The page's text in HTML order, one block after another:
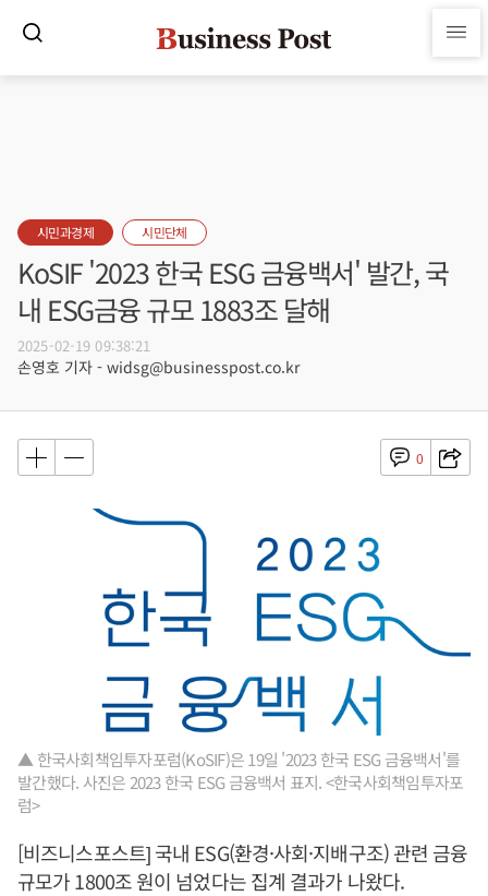
시민과경제 시민단체
KoSIF '2023 한국 ESG 금융백서' 발간, 국
내 ESG금융 규모 1883조 달해
2025-02-19 09:38:21
손영호 기자 - widsg@businesspost.co.kr
0
▲ 한국사회책임투자포럼(KoSIF)은 19일 '2023 한국 ESG 금융백서'를
발간했다. 사진은 2023 한국 ESG 금융백서 표지. <한국사회책임투자포
럼>
[비즈니스포스트] 국내 ESG(환경·사회·지배구조) 관련 금융
규모가 1800조 원이 넘었다는 집계 결과가 나왔다.